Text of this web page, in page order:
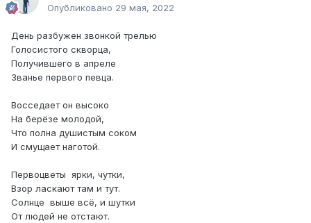
Опубликовано 29 мая, 2022
День разбужен звонкой трелью
Голосистого скворца,
Получившего в апреле
Званье первого певца.
Восседает он высоко
На берёзе молодой,
Что полна душистым соком
И смущает наготой.
Первоцветы ярки, чутки,
Взор ласкают там и тут.
Солнце выше всё, и шутки
От людей не отстают.